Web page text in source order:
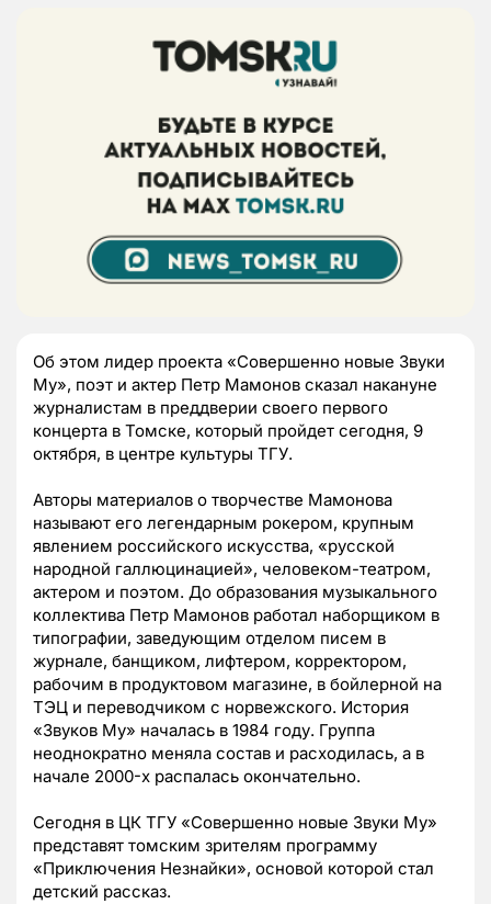
Об этом лидер проекта «Совершенно новые Звуки
Му», поэт и актер Петр Мамонов сказал накануне
журналистам в преддверии своего первого
концерта в Томске, который пройдет cегодня, 9
октября, в центре культуры ТГУ.
Авторы материалов о творчестве Мамонова
называют его легендарным рокером, крупным
явлением российского искусства, «русской
народной галлюцинацией», человеком-театром,
актером и поэтом. До образования музыкального
коллектива Петр Мамонов работал наборщиком в
типографии, заведующим отделом писем в
журнале, банщиком, лифтером, корректором,
рабочим в продуктовом магазине, в бойлерной на
ТЭЦ и переводчиком с норвежского. История
«Звуков Му» началась в 1984 году. Группа
неоднократно меняла состав и расходилась, а в
начале 2000-х распалась окончательно.
Сегодня в ЦК ТГУ «Совершенно новые Звуки Му»
представят томским зрителям программу
«Приключения Незнайки», основой которой стал
детский рассказ.